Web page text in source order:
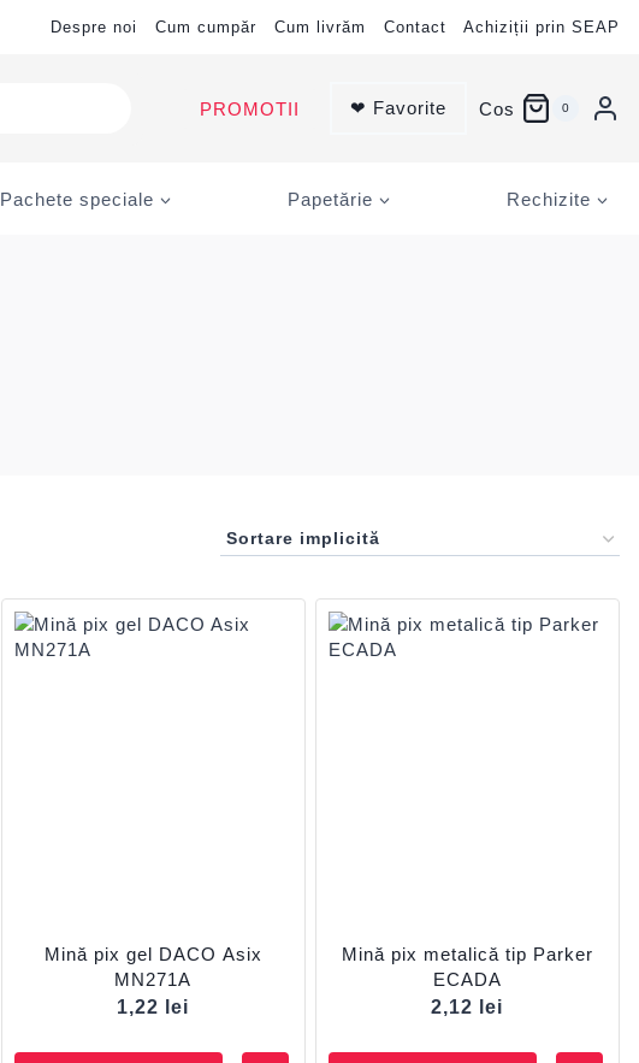
Despre noi Cum cumpăr Cum livrăm Contact Achiziții prin SEAP
PROMOTII ❤ Favorite Cos 0
Pachete speciale Papetărie Rechizite
Mină pix gel DACO Asix
MN271A
1,22
lei
Mină pix metalică tip Parker
ECADA
2,12
lei